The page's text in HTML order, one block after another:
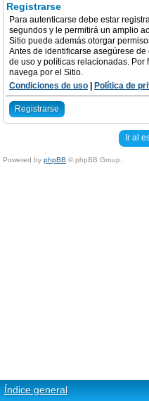
Registrarse
Para autenticarse debe estar
segundos y le permitirá un amplio
Sitio puede además otorgar
Antes de identificarse asegúrese
de uso y políticas relacionadas. Por
navega por el Sitio.
Condiciones de uso
Política de
Registrarse
Ir al
Powered by phpBB © phpBB Group.
Índice general